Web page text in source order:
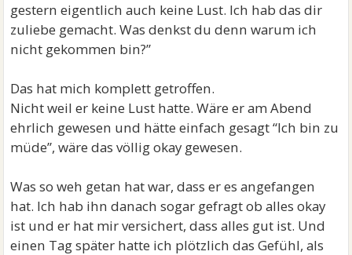
gestern eigentlich auch keine Lust. Ich hab das dir
zuliebe gemacht. Was denkst du denn warum ich
nicht gekommen bin?”
Das hat mich komplett getroffen.
Nicht weil er keine Lust hatte. Wäre er am Abend
ehrlich gewesen und hätte einfach gesagt “Ich bin zu
müde”, wäre das völlig okay gewesen.
Was so weh getan hat war, dass er es angefangen
hat. Ich hab ihn danach sogar gefragt ob alles okay
ist und er hat mir versichert, dass alles gut ist. Und
einen Tag später hatte ich plötzlich das Gefühl, als